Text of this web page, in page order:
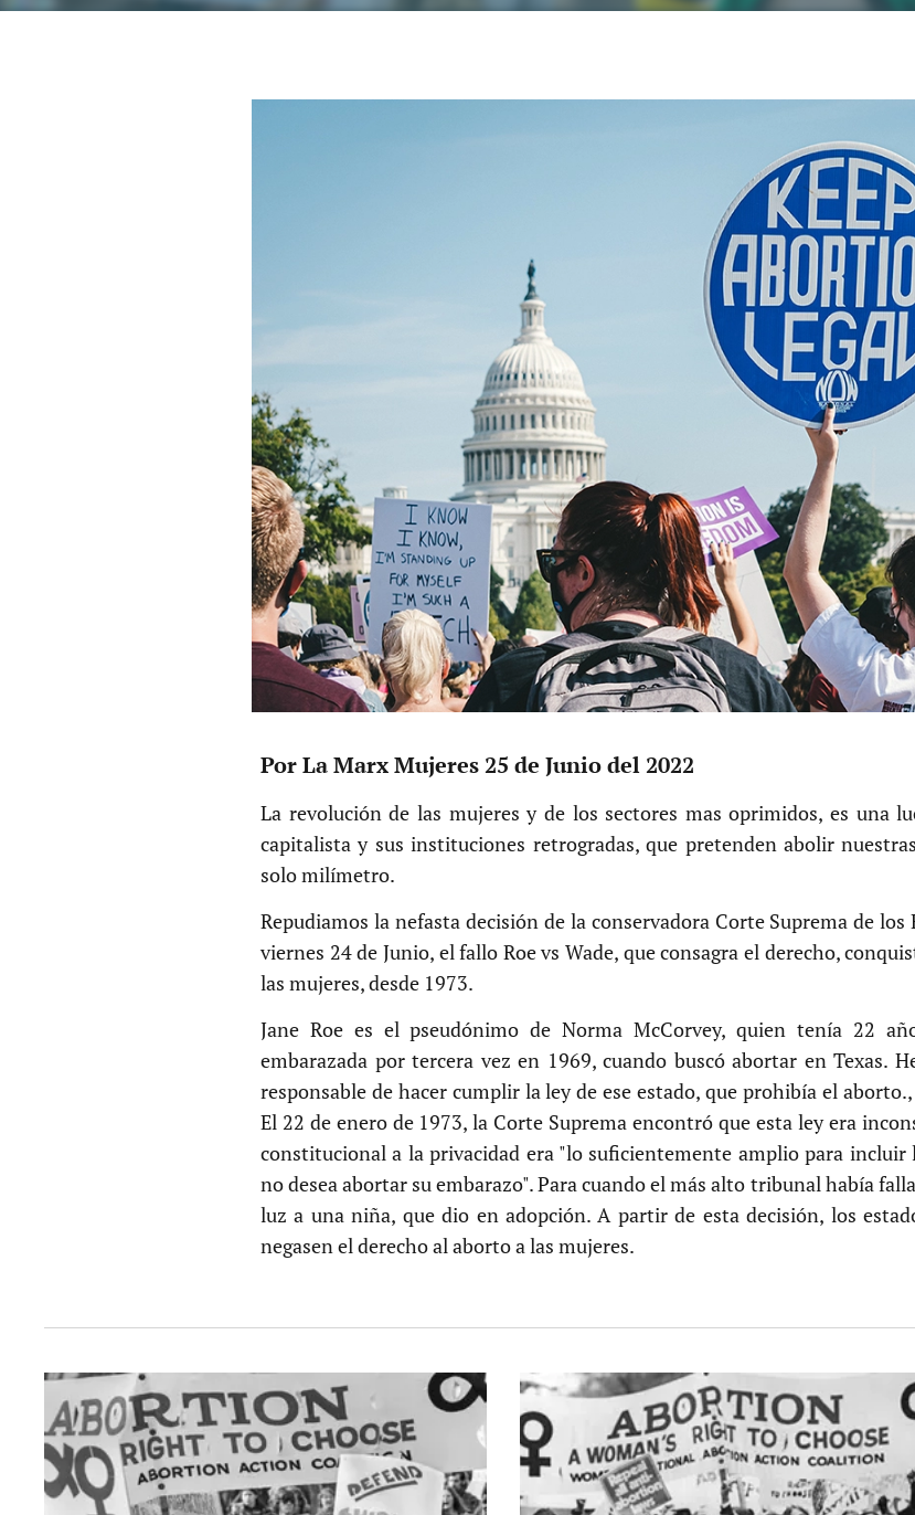
Por La Marx Mujeres 25 de Junio del 2022
La revolución de las mujeres y de los sectores mas oprimidos, es una
capitalista y sus instituciones retrogradas, que pretenden abolir
solo milímetro.
Repudiamos la nefasta decisión de la conservadora Corte Suprema de
viernes 24 de Junio, el fallo Roe vs Wade, que consagra el derecho,
las mujeres, desde 1973.
Jane Roe es el pseudónimo de Norma McCorvey, quien tenía 22
embarazada por tercera vez en 1969, cuando buscó abortar en Texas.
responsable de hacer cumplir la ley de ese estado, que prohibía el
El 22 de enero de 1973, la Corte Suprema encontró que esta ley era
constitucional a la privacidad era "lo suficientemente amplio para incluir
no desea abortar su embarazo". Para cuando el más alto tribunal había
luz a una niña, que dio en adopción. A partir de esta decisión, los
negasen el derecho al aborto a las mujeres.